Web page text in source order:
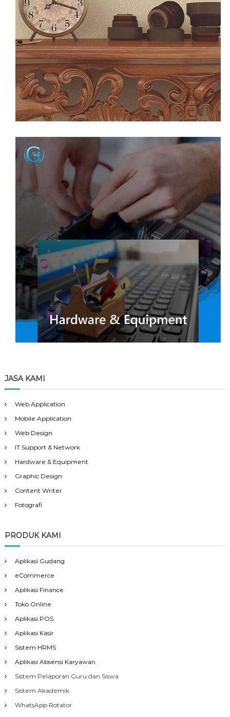
JASA KAMI
Web Application
Mobile Application
Web Design
IT Support & Network
Hardware & Equipment
Graphic Design
Content Writer
Fotografi
PRODUK KAMI
Aplikasi Gudang
eCommerce
Aplikasi Finance
Toko Online
Aplikasi POS
Aplikasi Kasir
Sistem HRMS
Aplikasi Absensi Karyawan
Sistem Pelaporan Guru dan Siswa
Sistem Akademik
WhatsApp Rotator